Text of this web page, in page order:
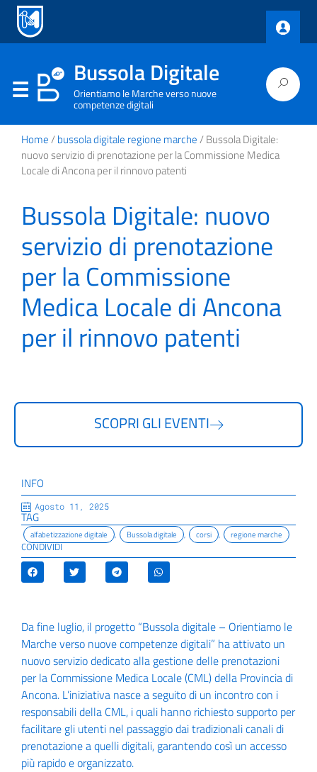
Bussola Digitale
Orientiamo le Marche verso nuove
competenze digitali
Home/bussola digitale regione marche/ Bussola Digitale:
nuovo servizio di prenotazione per la Commissione Medica
Locale di Ancona per il rinnovo patenti
Bussola Digitale: nuovo
servizio di prenotazione
per la Commissione
Medica Locale di Ancona
per il rinnovo patenti
SCOPRI GLI EVENTI
INFO
Agosto 11, 2025
TAG
alfabetizzazione digitale , Bussola digitale , corsi , regione marche
CONDIVIDI
Da fine luglio, il progetto “Bussola digitale – Orientiamo le
Marche verso nuove competenze digitali” ha attivato un
nuovo servizio dedicato alla gestione delle prenotazioni
per la Commissione Medica Locale (CML) della Provincia di
Ancona. L’iniziativa nasce a seguito di un incontro con i
responsabili della CML, i quali hanno richiesto supporto per
facilitare gli utenti nel passaggio dai tradizionali canali di
prenotazione a quelli digitali, garantendo così un accesso
più rapido e organizzato.